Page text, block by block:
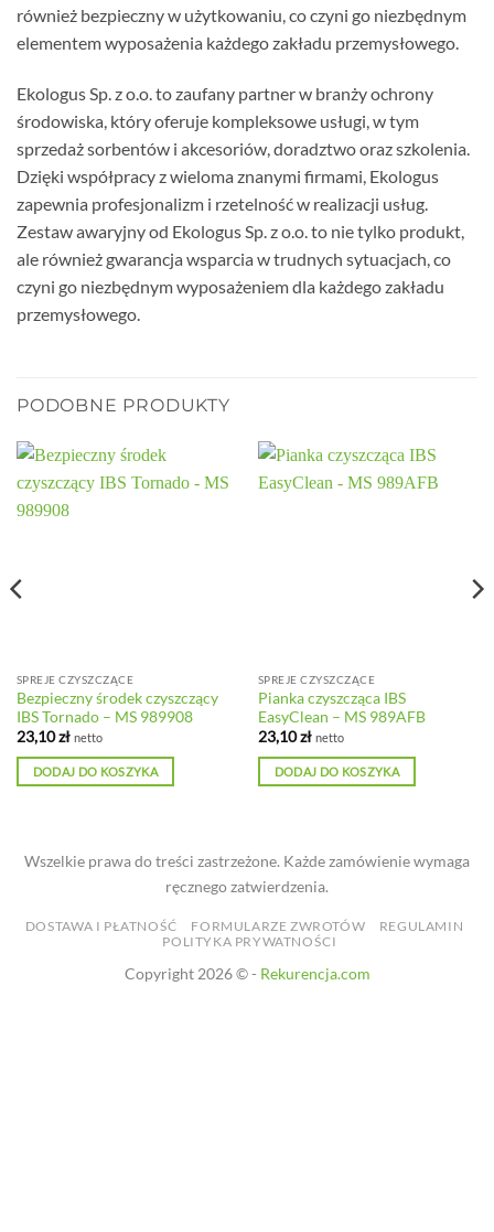
również bezpieczny w użytkowaniu, co czyni go niezbędnym
elementem wyposażenia każdego zakładu przemysłowego.
Ekologus Sp. z o.o. to zaufany partner w branży ochrony
środowiska, który oferuje kompleksowe usługi, w tym
sprzedaż sorbentów i akcesoriów, doradztwo oraz szkolenia.
Dzięki współpracy z wieloma znanymi firmami, Ekologus
zapewnia profesjonalizm i rzetelność w realizacji usług.
Zestaw awaryjny od Ekologus Sp. z o.o. to nie tylko produkt,
ale również gwarancja wsparcia w trudnych sytuacjach, co
czyni go niezbędnym wyposażeniem dla każdego zakładu
przemysłowego.
PODOBNE PRODUKTY
SPREJE CZYSZCZĄCE
Bezpieczny środek czyszczący
IBS Tornado – MS 989908
23,10zł netto
DODAJ DO KOSZYKA
SPREJE CZYSZCZĄCE
Pianka czyszcząca IBS
EasyClean – MS 989AFB
23,10zł netto
DODAJ DO KOSZYKA
Wszelkie prawa do treści zastrzeżone. Każde zamówienie wymaga
ręcznego zatwierdzenia.
DOSTAWA I PŁATNOŚĆ FORMULARZE ZWROTÓW
REGULAMIN
POLITYKA PRYWATNOŚCI
Copyright 2026 © - Rekurencja.com